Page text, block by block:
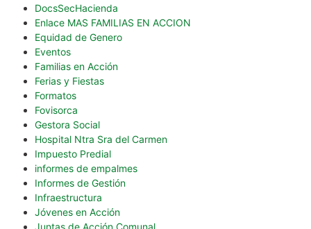
DocsSecHacienda
Enlace MAS FAMILIAS EN ACCION
Equidad de Genero
Eventos
Familias en Acción
Ferias y Fiestas
Formatos
Fovisorca
Gestora Social
Hospital Ntra Sra del Carmen
Impuesto Predial
informes de empalmes
Informes de Gestión
Infraestructura
Jóvenes en Acción
Juntas de Acción Comunal